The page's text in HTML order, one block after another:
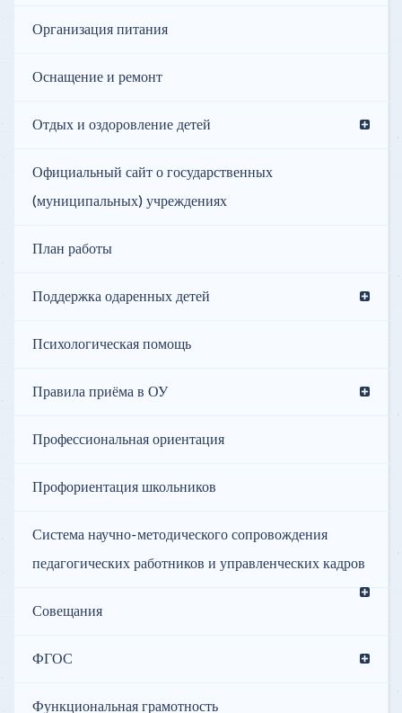
Организация питания
Оснащение и ремонт
Отдых и оздоровление детей
Официальный сайт о государственных
(муниципальных) учреждениях
План работы
Поддержка одаренных детей
Психологическая помощь
Правила приёма в ОУ
Профессиональная ориентация
Профориентация школьников
Система научно-методического сопровождения
педагогических работников и управленческих кадров
Совещания
ФГОС
Функциональная грамотность